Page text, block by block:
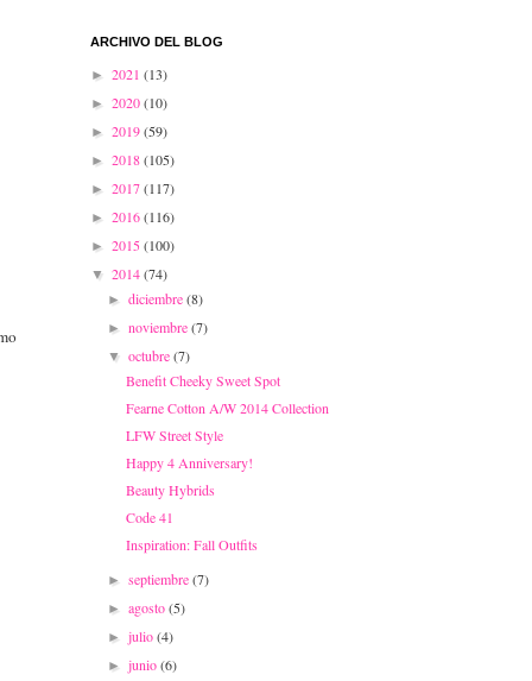
ARCHIVO DEL BLOG
► 2021 (13)
► 2020(10)
► 2019(59)
► 2018(105)
► 2017(117)
► 2016(116)
► 2015(100)
▼ 2014(74)
►diciembre(8)
►noviembre(7)
▼octubre(7)
Benefit Cheeky Sweet Spot
Fearne Cotton A/W 2014 Collection
LFW Street Style
Happy 4 Anniversary!
Beauty Hybrids
Code 41
Inspiration: Fall Outfits
►septiembre(7)
►agosto(5)
►julio(4)
►junio(6)